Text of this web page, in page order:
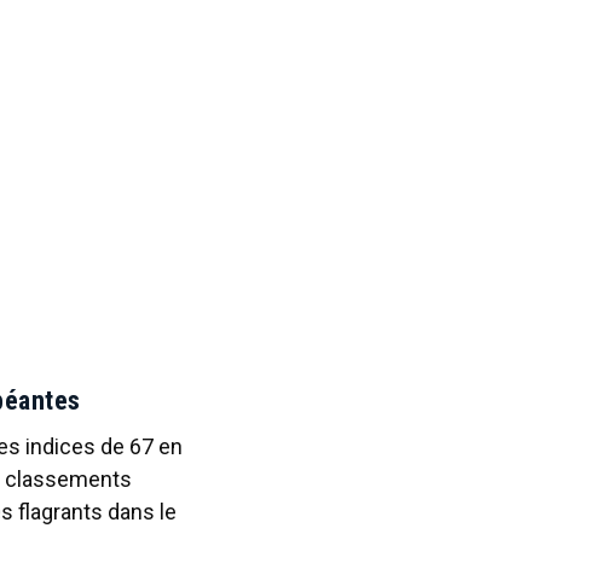
indices de 67 en
classements
flagrants dans le